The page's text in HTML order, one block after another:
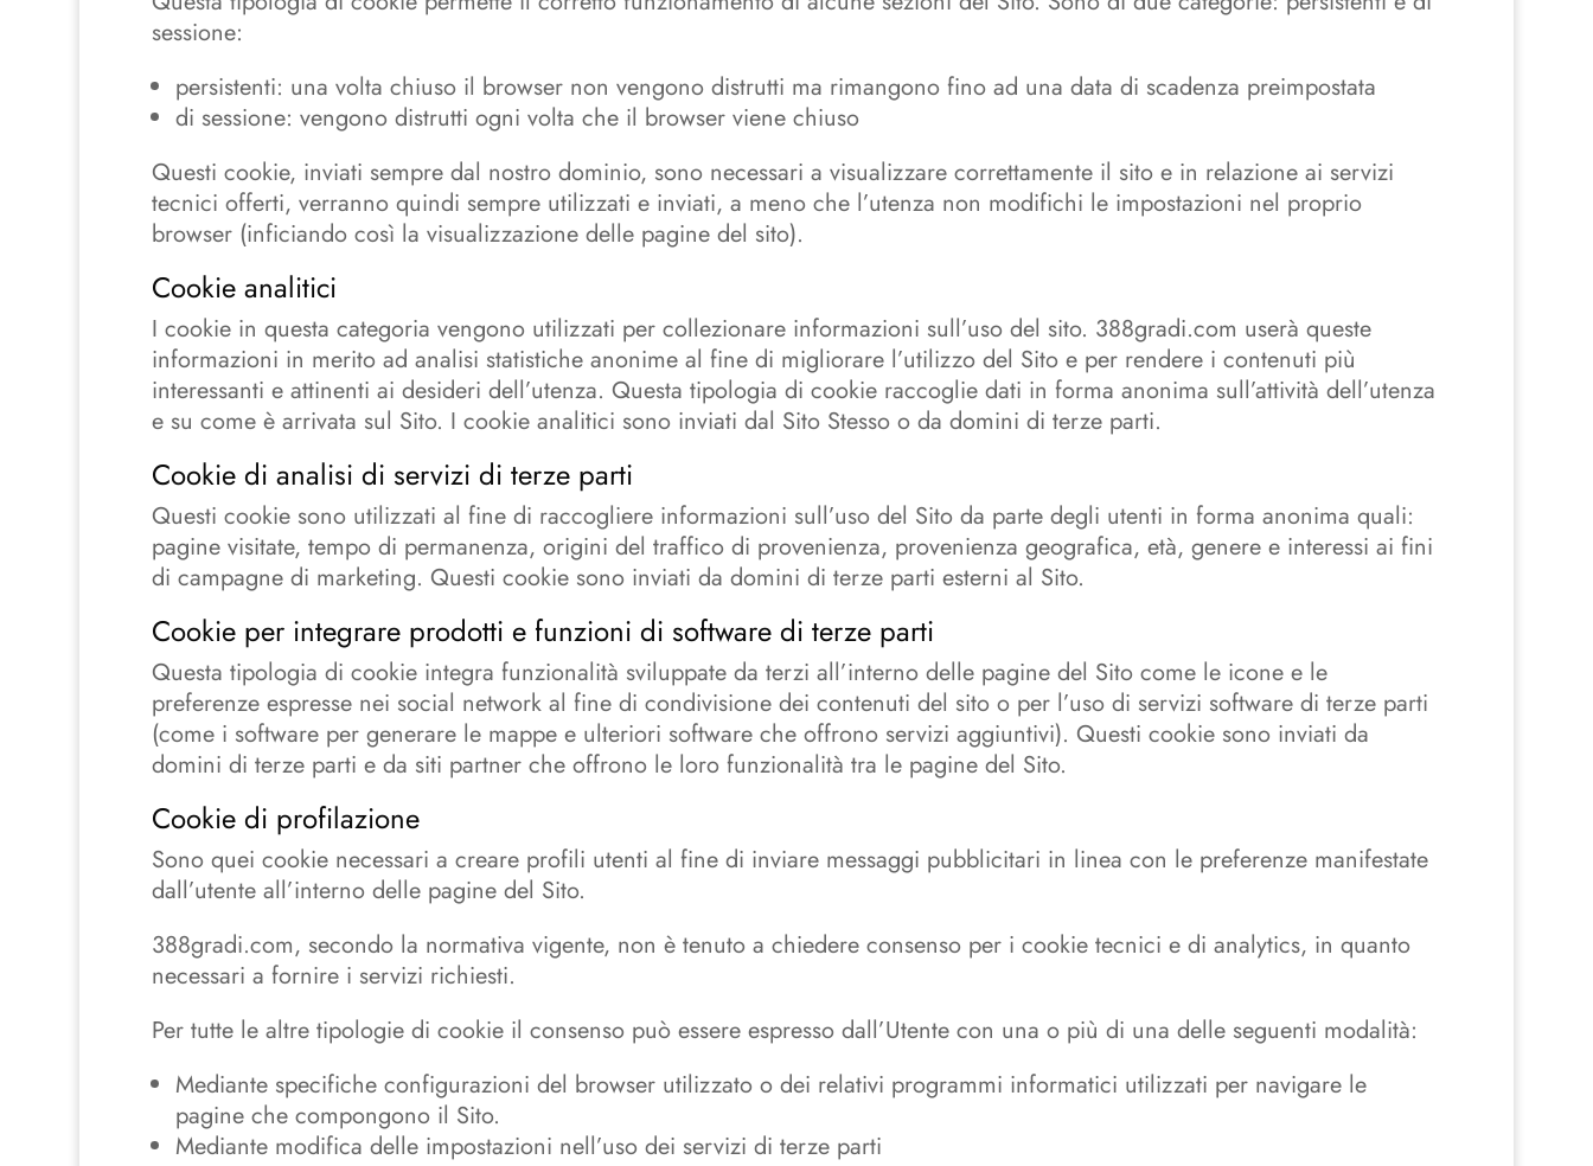
sessione:
persistenti: una volta chiuso il browser non vengono distrutti ma rimangono fino ad una data di scadenza preimpostata
di sessione: vengono distrutti ogni volta che il browser viene chiuso
Questi cookie, inviati sempre dal nostro dominio, sono necessari a visualizzare correttamente il sito e in relazione ai servizi
tecnici offerti, verranno quindi sempre utilizzati e inviati, a meno che l’utenza non modifichi le impostazioni nel proprio
browser (inficiando così la visualizzazione delle pagine del sito).
Cookie analitici
I cookie in questa categoria vengono utilizzati per collezionare informazioni sull’uso del sito. 388gradi.com userà queste
informazioni in merito ad analisi statistiche anonime al fine di migliorare l’utilizzo del Sito e per rendere i contenuti più
interessanti e attinenti ai desideri dell’utenza. Questa tipologia di cookie raccoglie dati in forma anonima sull’attività dell’utenza
e su come è arrivata sul Sito. I cookie analitici sono inviati dal Sito Stesso o da domini di terze parti.
Cookie di analisi di servizi di terze parti
Questi cookie sono utilizzati al fine di raccogliere informazioni sull’uso del Sito da parte degli utenti in forma anonima quali:
pagine visitate, tempo di permanenza, origini del traffico di provenienza, provenienza geografica, età, genere e interessi ai fini
di campagne di marketing. Questi cookie sono inviati da domini di terze parti esterni al Sito.
Cookie per integrare prodotti e funzioni di software di terze parti
Questa tipologia di cookie integra funzionalità sviluppate da terzi all’interno delle pagine del Sito come le icone e le
preferenze espresse nei social network al fine di condivisione dei contenuti del sito o per l’uso di servizi software di terze parti
(come i software per generare le mappe e ulteriori software che offrono servizi aggiuntivi). Questi cookie sono inviati da
domini di terze parti e da siti partner che offrono le loro funzionalità tra le pagine del Sito.
Cookie di profilazione
Sono quei cookie necessari a creare profili utenti al fine di inviare messaggi pubblicitari in linea con le preferenze manifestate
dall’utente all’interno delle pagine del Sito.
388gradi.com, secondo la normativa vigente, non è tenuto a chiedere consenso per i cookie tecnici e di analytics, in quanto
necessari a fornire i servizi richiesti.
Per tutte le altre tipologie di cookie il consenso può essere espresso dall’Utente con una o più di una delle seguenti modalità:
Mediante specifiche configurazioni del browser utilizzato o dei relativi programmi informatici utilizzati per navigare le
pagine che compongono il Sito.
Mediante modifica delle impostazioni nell’uso dei servizi di terze parti